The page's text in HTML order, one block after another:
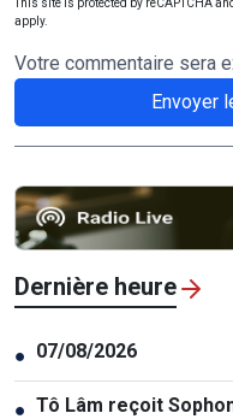
apply.
Votre commentaire sera
Envoyer
Dernière heure
● 07/08/2026
● Tô Lâm reçoit